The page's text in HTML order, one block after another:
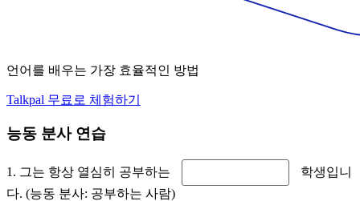
언어를 배우는 가장 효율적인 방법
Talkpal 무료로 체험하기
능동 분사 연습
1. 그는 항상 열심히 공부하는
학생입니
다. (능동 분사: 공부하는 사람)